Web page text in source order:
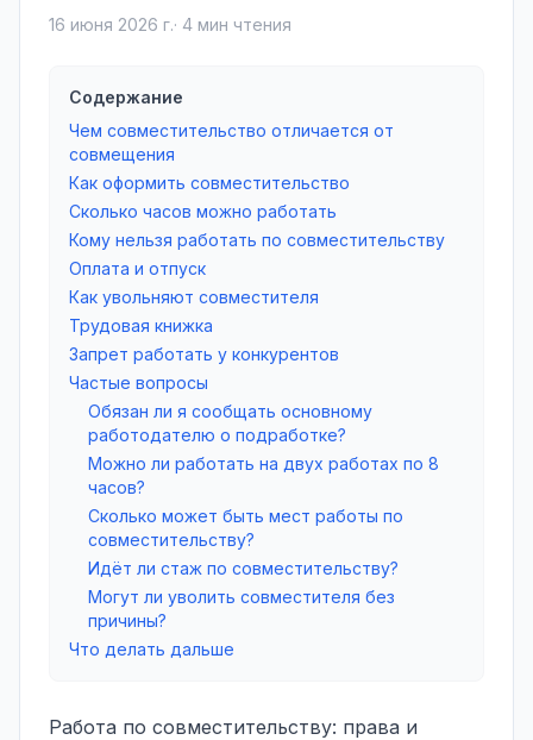
16 июня 2026 г.· 4 мин чтения
Содержание
Чем совместительство отличается от
совмещения
Как оформить совместительство
Сколько часов можно работать
Кому нельзя работать по совместительству
Оплата и отпуск
Как увольняют совместителя
Трудовая книжка
Запрет работать у конкурентов
Частые вопросы
Обязан ли я сообщать основному
работодателю о подработке?
Можно ли работать на двух работах по 8
часов?
Сколько может быть мест работы по
совместительству?
Идёт ли стаж по совместительству?
Могут ли уволить совместителя без
причины?
Что делать дальше
Работа по совместительству: права и